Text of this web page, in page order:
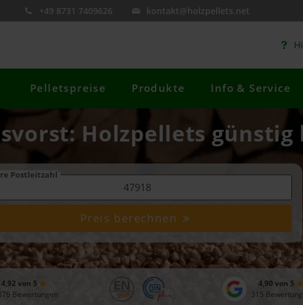
+49 8731 7409626 kontakt@holzpellets.net
Pelletspreise Produkte Info & Service
Holzpellets günstig
Postleitzahl
Preis berechnen
4,92 von 5
Bewertungen
4,90 von 5
315